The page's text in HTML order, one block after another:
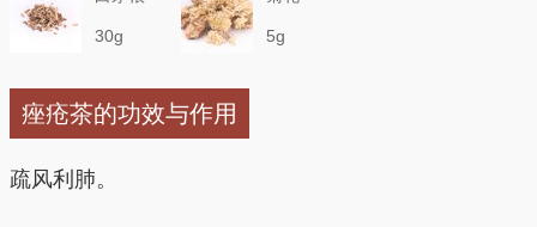
30g 5g
痤疮茶的功效与作用
疏风利肺。